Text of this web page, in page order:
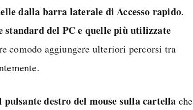
dalla barra laterale di Accesso rapido.
standard del PC e quelle più utilizzate
comodo aggiungere ulteriori percorsi tra
destro del mouse sulla cartella che